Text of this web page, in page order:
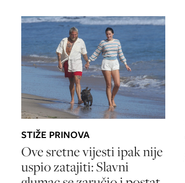
STIŽE PRINOVA
Ove sretne vijesti ipak nije
uspio zatajiti: Slavni